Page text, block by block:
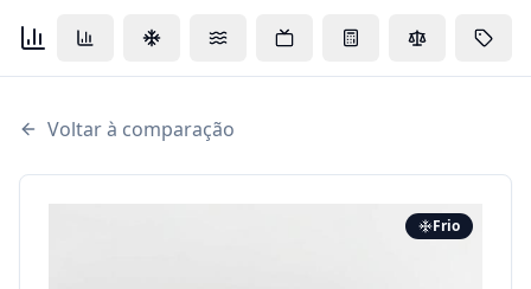
Voltar à comparação
Frio